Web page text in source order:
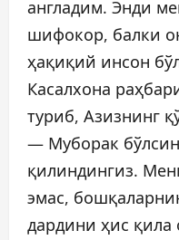
англадим. Энди
шифокор, балки
ҳақиқий инсон
Касалхона
туриб, Азизнинг
— Муборак
қилиндингиз.
эмас,
дардини ҳис қила